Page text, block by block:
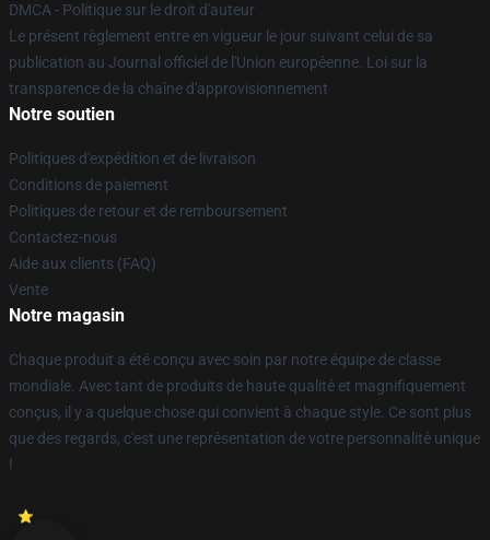
DMCA - Politique sur le droit d'auteur
Le présent règlement entre en vigueur le jour suivant celui de sa
publication au Journal officiel de l'Union européenne. Loi sur la
transparence de la chaîne d'approvisionnement
Notre soutien
Politiques d'expédition et de livraison
Conditions de paiement
Politiques de retour et de remboursement
Contactez-nous
Aide aux clients (FAQ)
Vente
Notre magasin
Chaque produit a été conçu avec soin par notre équipe de classe
mondiale. Avec tant de produits de haute qualité et magnifiquement
conçus, il y a quelque chose qui convient à chaque style. Ce sont plus
que des regards, c'est une représentation de votre personnalité unique
!